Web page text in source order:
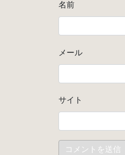
名前
メール
サイト